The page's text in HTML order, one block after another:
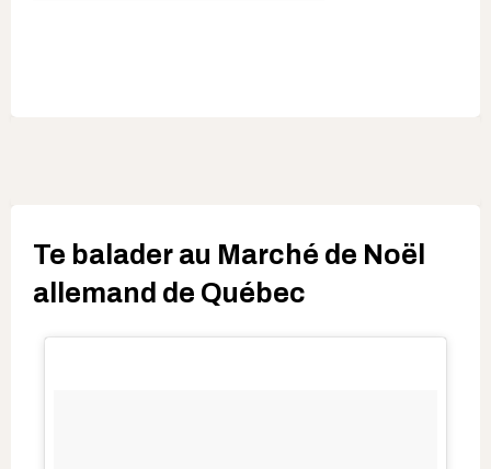
Te balader au Marché de Noël
allemand de Québec